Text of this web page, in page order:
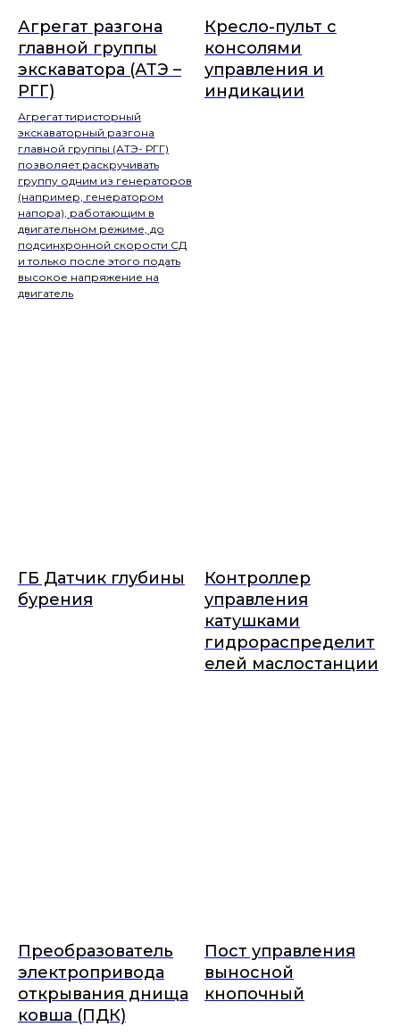
Агрегат разгона
главной группы
экскаватора (АТЭ –
РГГ)
Агрегат тиристорный
экскаваторный разгона
главной группы (АТЭ- РГГ)
позволяет раскручивать
группу одним из генераторов
(например, генератором
напора), работающим в
двигательном режиме, до
подсинхронной скорости СД
и только после этого подать
высокое напряжение на
двигатель
Кресло-пульт с
консолями
управления и
индикации
ГБ Датчик глубины
бурения
Контроллер
управления
катушками
гидрораспределит
елей маслостанции
Преобразователь
электропривода
открывания днища
ковша (ПДК)
Пост управления
выносной
кнопочный